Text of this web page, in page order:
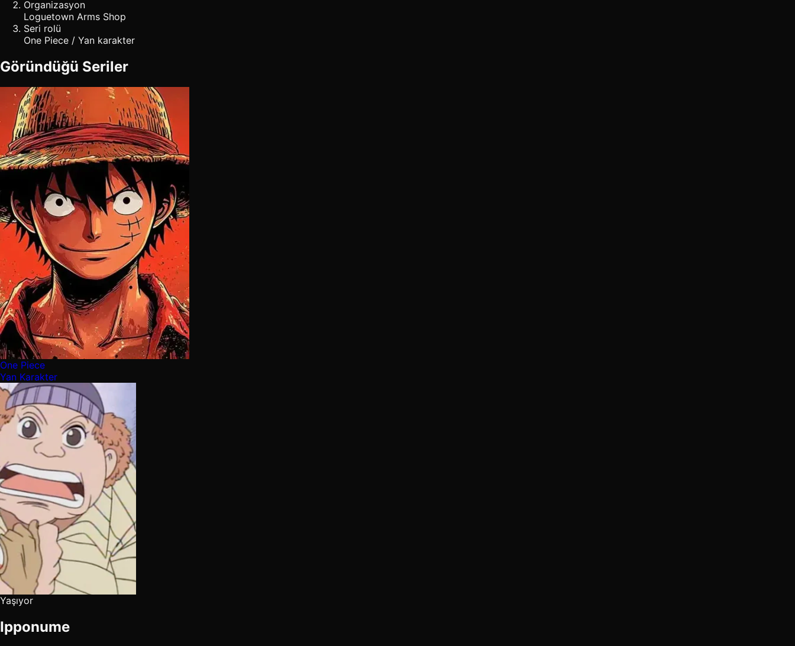
Organizasyon
Loguetown Arms Shop
Seri rolü
One Piece / Yan karakter
Göründüğü Seriler
One Piece
Yan Karakter
Yaşıyor
Ipponume